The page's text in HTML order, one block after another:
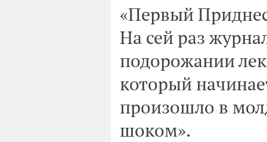
«Первый
На сей раз
подорожании
который
произошло в
шоком».